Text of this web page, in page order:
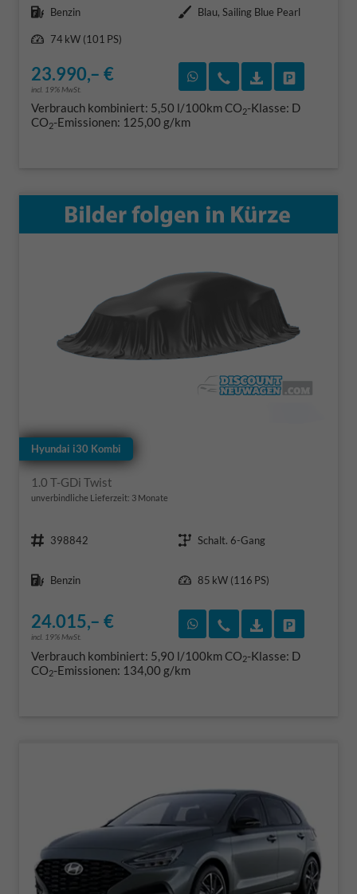
Kraftstoff Benzin Außenfarbe Blau, Sailing Blue Pearl
Leistung
74 kW (101 PS)
23.990,– €
incl. 19% MwSt.
Rückruf vereinbaren
Wir rufen Sie an
Verbrauch kombiniert: 5,50 l/100kmCO2-Klasse: D
CO2-Emissionen: 125,00 g/km
Hyundai i30 Kombi
1.0 T-GDi Twist
unverbindliche Lieferzeit: 3 Monate
398842
Schalt. 6-Gang
Benzin
85 kW (116 PS)
24.015,– €
incl. 19% MwSt.
Rückruf vereinbaren
Wir rufen Sie an
Verbrauch kombiniert: 5,90 l/100kmCO2-Klasse: D
CO2-Emissionen: 134,00 g/km